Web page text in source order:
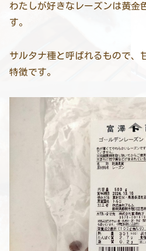
わたしが好きなレーズンは黄金
す。
サルタナ種と呼ばれるもので、
特徴です。